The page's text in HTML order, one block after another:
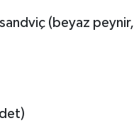
sandviç (beyaz peynir,